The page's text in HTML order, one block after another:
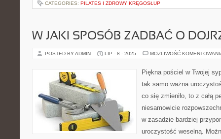
CATEGORIES: PILATES I ZDROWY KRĘGOSŁUP
W JAKI SPOSÓB ZADBAĆ O
POSTED BY ADMIN LIP - 8 - 2025 MOŻLIWOŚĆ
Piękna pościel w Twojej
tak samo ważna
co się zmieniło, to z całą
niesamowicie
w zasadzie bardziej
uroczystość weselną.